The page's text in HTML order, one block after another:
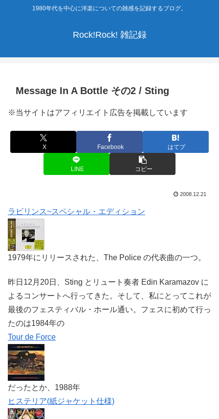
1980年代を中心に洋楽についての雑感を記録するブログ。
Rock!Rock! 雑記録
Message In A Bottle その2 / Sting
※当サイトはアフィリエイト広告を掲載しています
X Facebook はてブ
LINE コピー
2008.12.21
ラビリンス~スペシャル・エディション
1979年にリリースされた、The Police の代表曲の一つ。
昨日12月20日、Sting とリュート奏者 Edin Karamazov に
よるコンサートへ行ってきた。そして、私にとってこれが
最後のフェスティバル・ホール通い。フェスに初めて行っ
たのは1984年の
Tour de Force
だったとか、1988年
ヒステリア(紙ジャケット仕様)